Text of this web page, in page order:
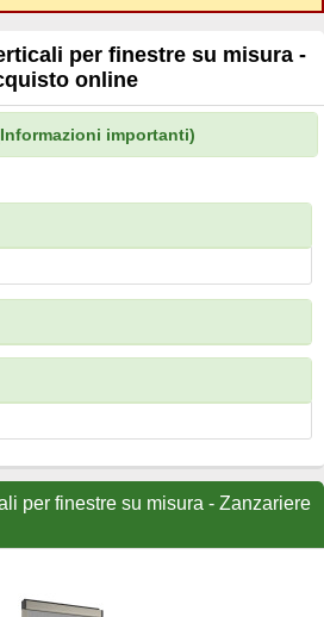
per finestre su misura -
online
importanti)
per finestre su misura - Zanzariere